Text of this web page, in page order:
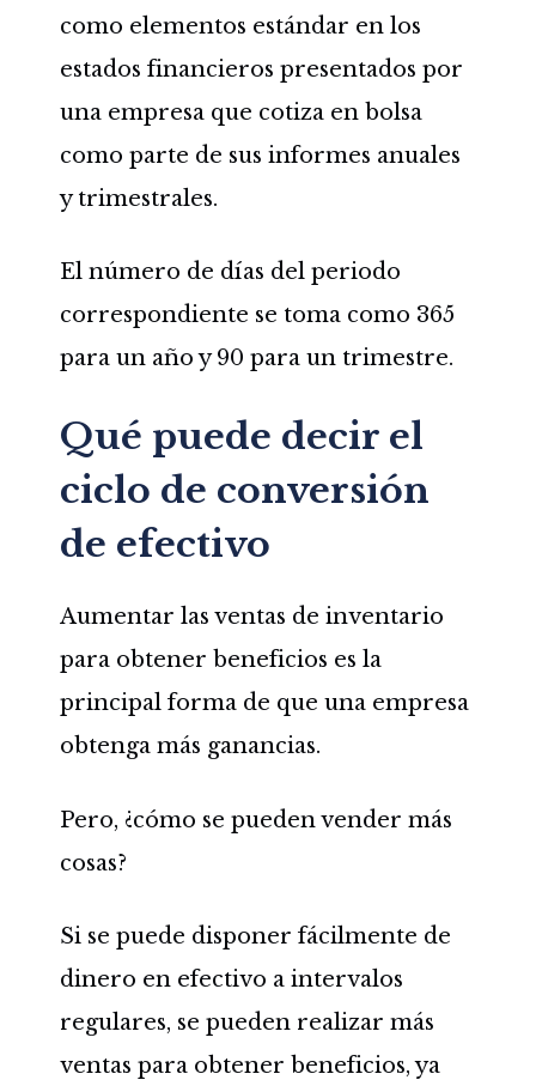
como elementos estándar en los
estados financieros presentados por
una empresa que cotiza en bolsa
como parte de sus informes anuales
y trimestrales.
El número de días del periodo
correspondiente se toma como 365
para un año y 90 para un trimestre.
Qué puede decir el
ciclo de conversión
de efectivo
Aumentar las ventas de inventario
para obtener beneficios es la
principal forma de que una empresa
obtenga más ganancias.
Pero, ¿cómo se pueden vender más
cosas?
Si se puede disponer fácilmente de
dinero en efectivo a intervalos
regulares, se pueden realizar más
ventas para obtener beneficios, ya